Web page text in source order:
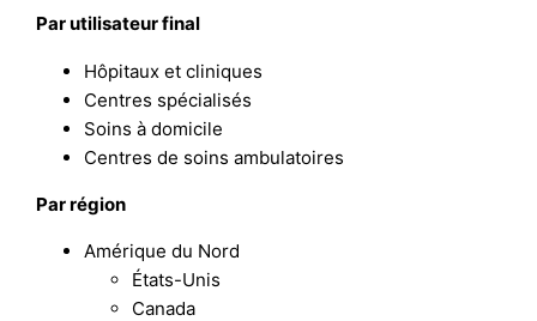
Par utilisateur final
Hôpitaux et cliniques
Centres spécialisés
Soins à domicile
Centres de soins ambulatoires
Par région
Amérique du Nord
États-Unis
Canada